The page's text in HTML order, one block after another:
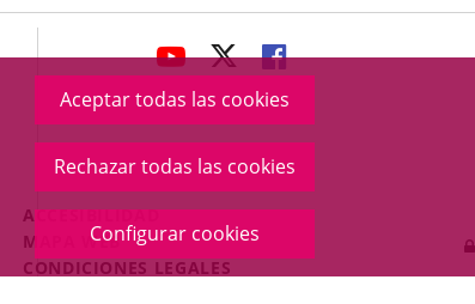
Aceptar todas las cookies
Rechazar todas las cookies
Configurar cookies
avaHeaderSocial
ENLACE
A
UNA
APLICACIÓN
EXTERNA.
ENLACE
A
UNA
APLICACIÓN
EXTERNA.
ENLACE
A
UNA
APLICACIÓN
EXTERNA.
Menú
Legal
Footer
ACCESIBILIDAD
MAPA WEB
CONDICIONES LEGALES